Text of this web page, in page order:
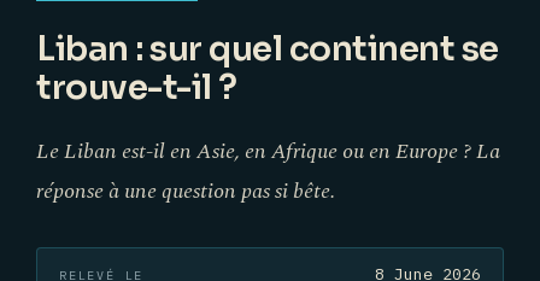
Liban : sur quel continent se
trouve-t-il ?
Le Liban est-il en Asie, en Afrique ou en Europe ? La
réponse à une question pas si bête.
RELEVÉ LE 8 June 2026